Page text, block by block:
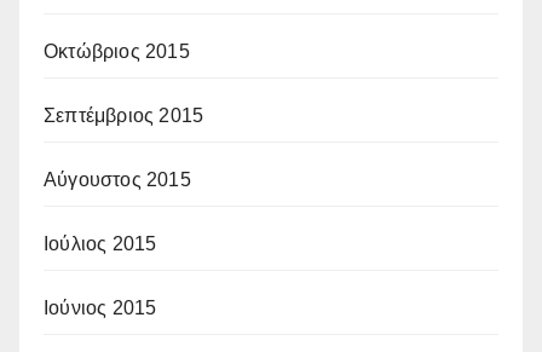
Οκτώβριος 2015
Σεπτέμβριος 2015
Αύγουστος 2015
Ιούλιος 2015
Ιούνιος 2015